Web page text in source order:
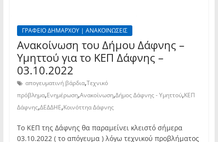
ΓΡΑΦΕΙΟ ΔΗΜΑΡΧΟΥ | ΑΝΑΚΟΙΝΩΣΕΙΣ
Ανακοίνωση του Δήμου Δάφνης –
Υμηττού για το ΚΕΠ Δάφνης –
03.10.2022
απογευματινή βάρδια,Τεχνικό
πρόβλημα,Ενημέρωση,Ανακοίνωση,Δήμος Δάφνης - Υμηττού,ΚΕΠ
Δάφνης,ΔΕΔΔΗΕ,Κοινόττηα Δάφνης
Το ΚΕΠ της Δάφνης θα παραμείνει κλειστό σήμερα
03.10.2022 ( το απόγευμα ) λόγω τεχνικού προβλήματος